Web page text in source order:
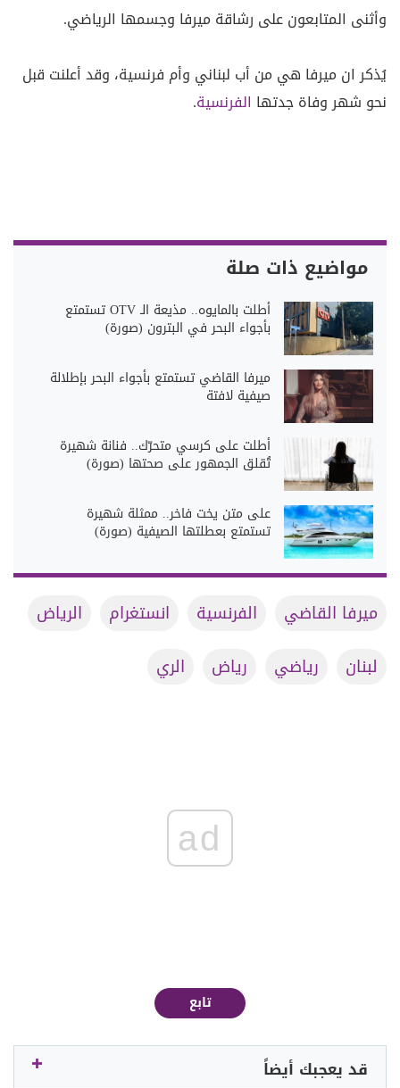
وأثنى المتابعون على رشاقة ميرفا وجسمها الرياضي.
يُذكر ان ميرفا هي من أب لبناني وأم فرنسية، وقد أعلنت قبل
نحو شهر وفاة جدتها الفرنسية.
مواضيع ذات صلة
أطلت بالمايوه.. مذيعة الـ OTV تستمتع
بأجواء البحر في البترون (صورة)
ميرفا القاضي تستمتع بأجواء البحر بإطلالة
صيفية لافتة
أطلت على كرسي متحرّك.. فنانة شهيرة
تُقلق الجمهور على صحتها (صورة)
على متن يخت فاخر.. ممثلة شهيرة
تستمتع بعطلتها الصيفية (صورة)
ميرفا القاضي الفرنسية انستغرام
الرياض
لبنان
رياضي رياض الري
ad
تابع
قد يعجبك أيضاً